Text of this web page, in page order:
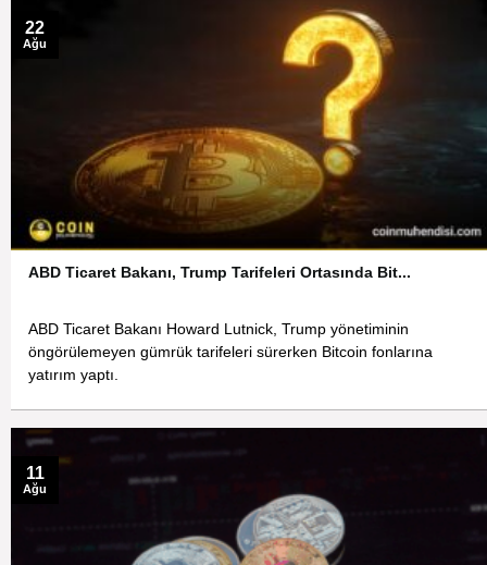
ABD Ticaret Bakanı, Trump Tarifeleri Ortasında Bit...
ABD Ticaret Bakanı Howard Lutnick, Trump yönetiminin
öngörülemeyen gümrük tarifeleri sürerken Bitcoin fonlarına
yatırım yaptı.
22
Ağu
11
Ağu